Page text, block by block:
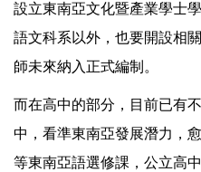
設立東南亞文化暨產業學士
語文科系以外，也要開設相
師未來納入正式編制。
而在高中的部分，目前已有
中，看準東南亞發展潛力，
等東南亞語選修課，公立高